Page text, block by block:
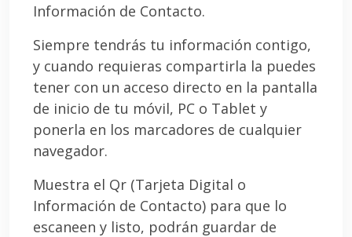
Información de Contacto.
Siempre tendrás tu información contigo,
y cuando requieras compartirla la puedes
tener con un acceso directo en la pantalla
de inicio de tu móvil, PC o Tablet y
ponerla en los marcadores de cualquier
navegador.
Muestra el Qr (Tarjeta Digital o
Información de Contacto) para que lo
escaneen y listo, podrán guardar de